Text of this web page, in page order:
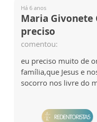
Há 6 anos
Maria Givonete
preciso
comentou:
eu preciso muito de
família,que Jesus e
socorro nos livre do